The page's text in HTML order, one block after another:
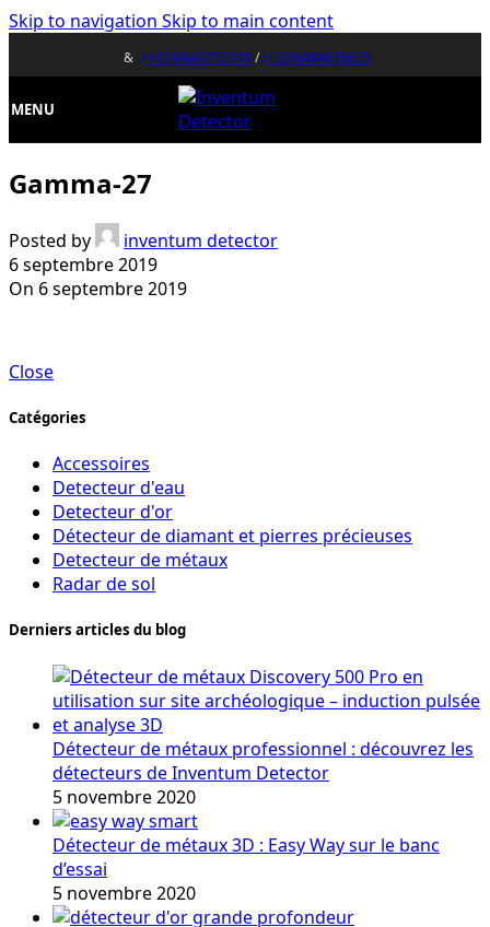
Skip to navigation Skip to main content
& (+33)0643752370/(+32)0484676625
MENU
Gamma-27
Posted by
inventum detector
6 septembre 2019
On 6 septembre 2019
Close
Catégories
Accessoires
Detecteur d'eau
Detecteur d'or
Détecteur de diamant et pierres précieuses
Detecteur de métaux
Radar de sol
Derniers articles du blog
Détecteur de métaux professionnel : découvrez les
détecteurs de Inventum Detector
5 novembre 2020
Détecteur de métaux 3D : Easy Way sur le banc
d’essai
5 novembre 2020